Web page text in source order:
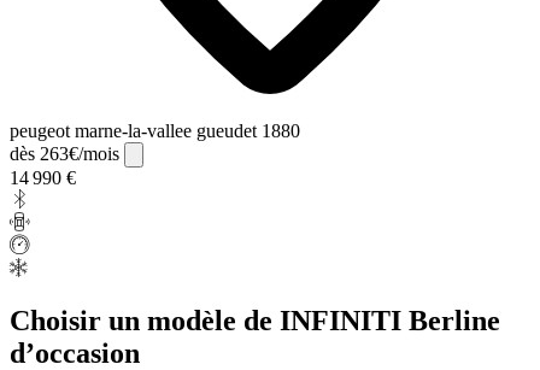
peugeot marne-la-vallee gueudet 1880
dès 263€/mois
14 990 €
Choisir un modèle de INFINITI Berline
d’occasion